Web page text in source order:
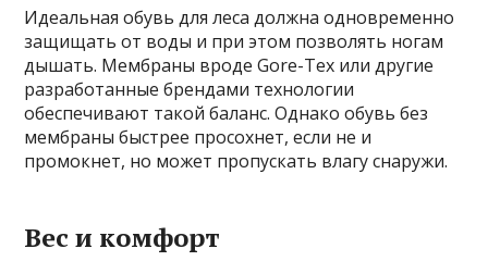
Идеальная обувь для леса должна одновременно
защищать от воды и при этом позволять ногам
дышать. Мембраны вроде Gore-Tex или другие
разработанные брендами технологии
обеспечивают такой баланс. Однако обувь без
мембраны быстрее просохнет, если не и
промокнет, но может пропускать влагу снаружи.
Вес и комфорт